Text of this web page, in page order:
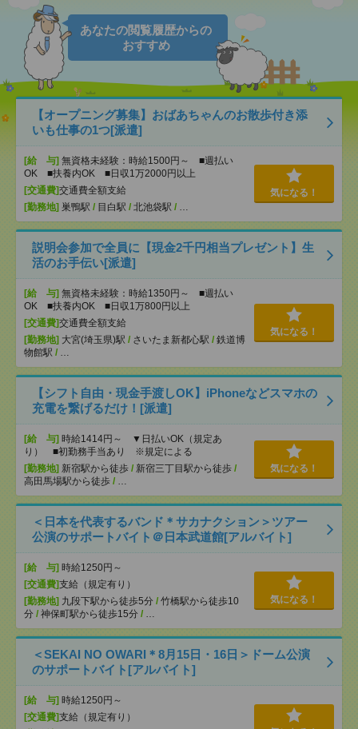
あなたの閲覧履歴からの
おすすめ
【オープニング募集】おばあちゃんのお散歩付き添
いも仕事の1つ[派遣]
[給 与] 無資格未経験：時給1500円～ ■週払い
OK ■扶養内OK ■日収1万2000円以上
[交通費]交通費全額支給
[勤務地] 巣鴨駅 / 目白駅 / 北池袋駅 / …
気になる！
説明会参加で全員に【現金2千円相当プレゼント】生
活のお手伝い[派遣]
[給 与] 無資格未経験：時給1350円～ ■週払い
OK ■扶養内OK ■日収1万800円以上
[交通費]交通費全額支給
[勤務地] 大宮(埼玉県)駅 / さいたま新都心駅 / 鉄道博
物館駅 / …
気になる！
【シフト自由・現金手渡しOK】iPhoneなどスマホの
充電を繋げるだけ！[派遣]
[給 与] 時給1414円～ ▼日払いOK（規定あ
り） ■初勤務手当あり ※規定による
[勤務地] 新宿駅から徒歩 / 新宿三丁目駅から徒歩 /
高田馬場駅から徒歩 / …
気になる！
＜日本を代表するバンド＊サカナクション＞ツアー
公演のサポートバイト＠日本武道館[アルバイト]
[給 与] 時給1250円～
[交通費]支給（規定有り）
[勤務地] 九段下駅から徒歩5分 / 竹橋駅から徒歩10
分 / 神保町駅から徒歩15分 / …
気になる！
＜SEKAI NO OWARI＊8月15日・16日＞ドーム公演
のサポートバイト[アルバイト]
[給 与] 時給1250円～
[交通費]支給（規定有り）